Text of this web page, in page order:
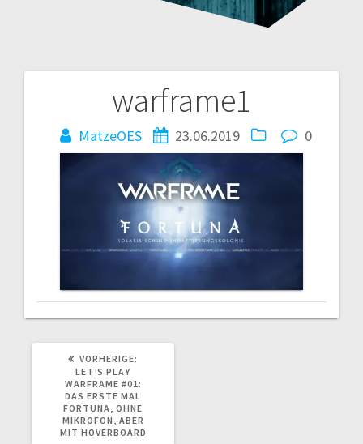
warframe1
MatzeOES 23.06.2019 0
Beitragsnavigation
VORHERIGE:
LET’S PLAY
WARFRAME #01:
DAS ERSTE MAL
FORTUNA, OHNE
MIKROFON, ABER
MIT HOVERBOARD